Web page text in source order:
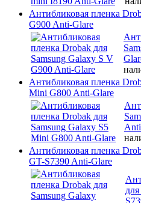
Антибликовая пленка
G900 Anti-Glare
Антибликовая пленка
Mini G800 Anti-Glare
Антибликовая пленка
GT-S7390 Anti-Glare